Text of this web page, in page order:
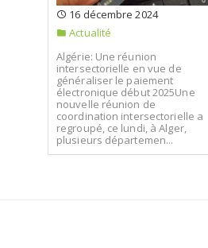
16 décembre 2024
Actualité
Algérie: Une réunion
intersectorielle en vue de
généraliser le paiement
électronique début 2025Une
nouvelle réunion de
coordination intersectorielle a
regroupé, ce lundi, à Alger,
plusieurs départemen...